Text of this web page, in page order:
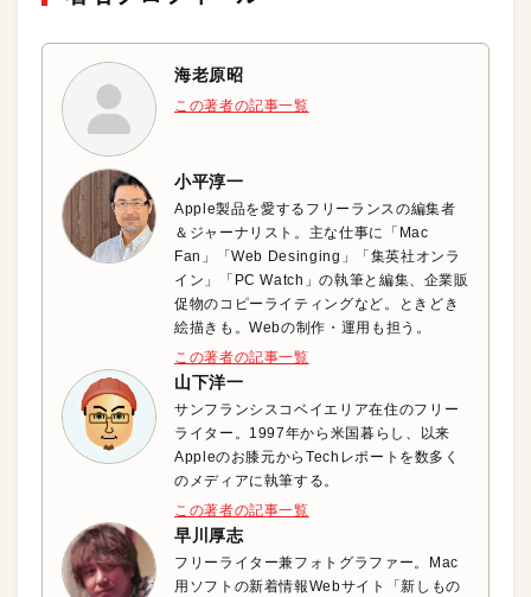
海老原昭
この著者の記事一覧
小平淳一
Apple製品を愛するフリーランスの編集者
＆ジャーナリスト。主な仕事に「Mac
Fan」「Web Desinging」「集英社オンラ
イン」「PC Watch」の執筆と編集、企業販
促物のコピーライティングなど。ときどき
絵描きも。Webの制作・運用も担う。
この著者の記事一覧
山下洋一
サンフランシスコベイエリア在住のフリー
ライター。1997年から米国暮らし、以来
Appleのお膝元からTechレポートを数多く
のメディアに執筆する。
この著者の記事一覧
早川厚志
フリーライター兼フォトグラファー。Mac
用ソフトの新着情報Webサイト「新しもの